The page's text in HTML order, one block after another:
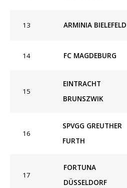
13 ARMINIA BIELEFELD
14 FC MAGDEBURG
15
EINTRACHT
BRUNSZWIK
16
SPVGG GREUTHER
FURTH
17
FORTUNA
DÜSSELDORF